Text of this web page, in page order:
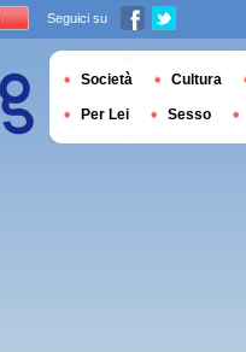
Seguici su
Società Cultura
Per Lei Sesso